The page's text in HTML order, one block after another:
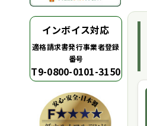
インボイス対応
適格請求書発行事業者登録
番号
T9-0800-0101-3150